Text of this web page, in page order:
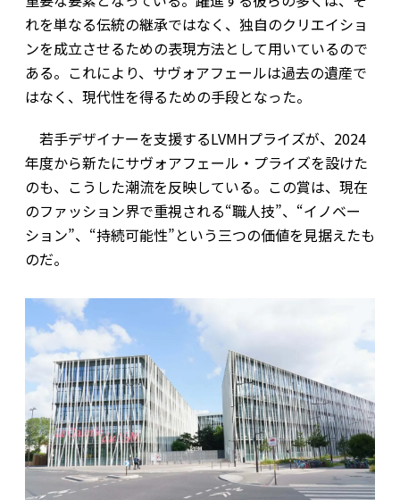
れを単なる伝統の継承ではなく、独自のクリエイショ
ンを成立させるための表現方法として用いているので
ある。これにより、サヴォアフェールは過去の遺産で
はなく、現代性を得るための手段となった。
若手デザイナーを支援するLVMHプライズが、2024
年度から新たにサヴォアフェール・プライズを設けた
のも、こうした潮流を反映している。この賞は、現在
のファッション界で重視される“職人技”、“イノベー
ション”、“持続可能性”という三つの価値を見据えたも
のだ。